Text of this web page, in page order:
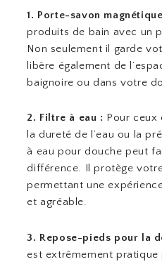
1. Porte-savon
produits de bain avec un
Non seulement il garde
libère également de
baignoire ou dans votre
2. Filtre à eau : Pour ceux
la dureté de l’eau ou la
à eau pour douche peut
différence. Il protège
permettant une
et agréable.
3. Repose-pieds pour la
est extrêmement